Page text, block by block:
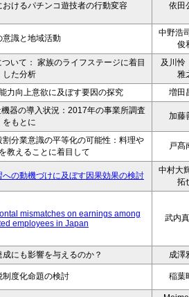
けるパチンコ遊技者の行動変容 依田
意識と地域活動
中野浩
俊
いて： 家族のライフステージに着目
した分析
及川怜
雅
力向上意欲に及ぼす要因の探究
増田
器の導入状況：2017年の事業所調査
をもとに
加藤
分業意識の平等化の可能性：料理や
教えることに着目して
戸髙
の動機づけに及ぼす因果効果の検討
中村大
拓
mismatches on earnings among
employees in Japan
武内
にも影響を与えるのか？ 成澤
制度化命題の検討 稲葉